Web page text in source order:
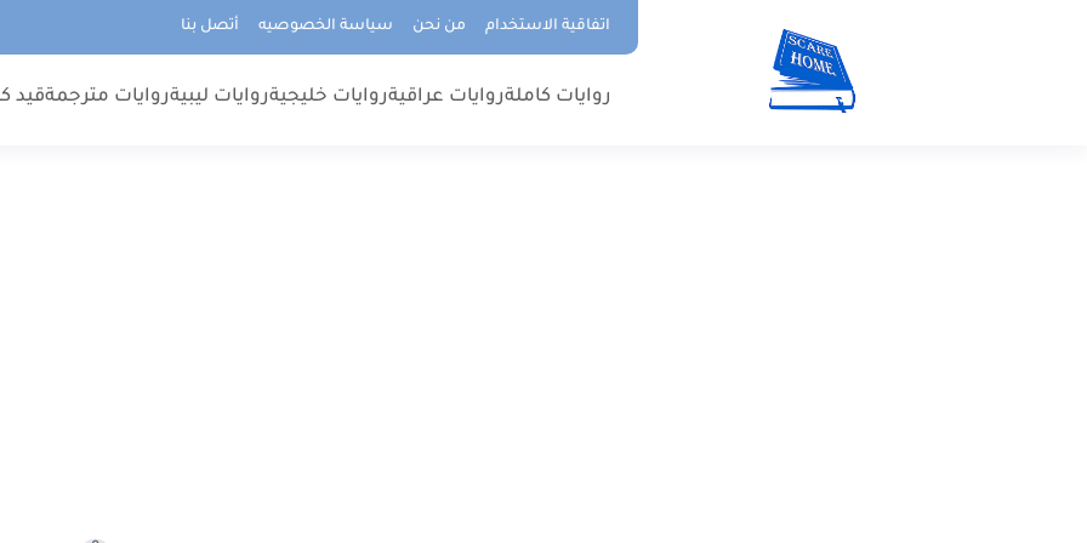
اتفاقية الاستخدام من نحن سياسة الخصوصيه أتصل بنا
روايات كاملةروايات عراقيةروايات خليجيةروايات ليبيةروايات مترجمةقيد